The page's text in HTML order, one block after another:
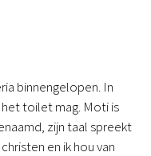
binnengelopen. In
toilet mag. Moti is
zijn taal spreekt
en ik hou van